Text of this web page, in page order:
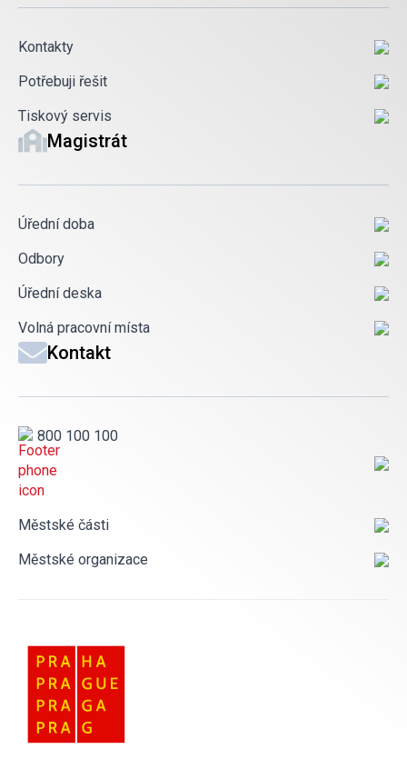
Kontakty
Potřebuji řešit
Tiskový servis
Magistrát
Úřední doba
Odbory
Úřední deska
Volná pracovní místa
Kontakt
800 100 100
Městské části
Městské organizace